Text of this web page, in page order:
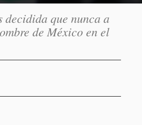
decidida que nunca a
de México en el